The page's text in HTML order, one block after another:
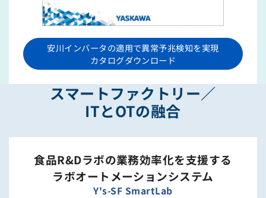
安川インバータの適用で異常予兆検知を実現
カタログダウンロード
スマートファクトリー／
ITとOTの融合
食品R&Dラボの業務効率化を支援する
ラボオートメーションシステム
Y's-SF SmartLab